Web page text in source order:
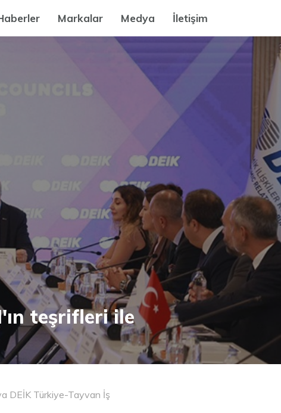
Markalar Medya İletişim
teşrifleri ile
DEİK Türkiye-Tayvan İş